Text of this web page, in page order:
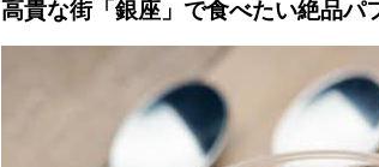
高貴な街「銀座」で食べたい絶品パ